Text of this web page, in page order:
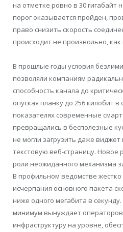
на отметке ровно в 30 гигабайт
порог оказывается пройден,
право снизить скорость
происходит не произвольно,
В прошлые годы условия
позволяли компаниям
способность канала до
опуская планку до 256 килобит в
показателях современные
превращались в бесполезные
не могли загрузить даже
текстовую веб-страницу. Новое
роли неожиданного механизма
В профильном ведомстве жестко
исчерпания основного пакета
ниже одного мегабита в
минимум вынуждает
инфраструктуру на уровне,